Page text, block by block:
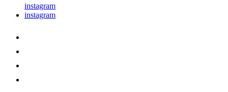
instagram
instagram